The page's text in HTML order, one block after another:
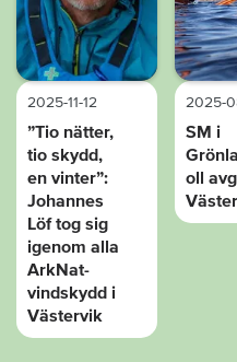
2025-11-12
”Tio nätter,
tio skydd,
en vinter”:
Johannes
Löf tog sig
igenom alla
ArkNat-
vindskydd i
Västervik
2025-
SM i
oll